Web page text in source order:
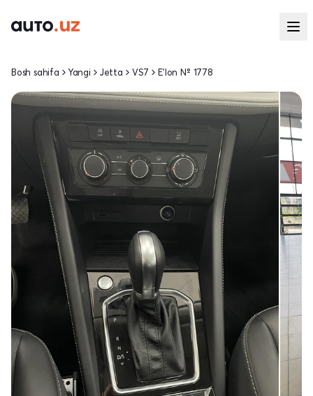
Bosh sahifa Yangi Jetta VS7 E'lon № 1778